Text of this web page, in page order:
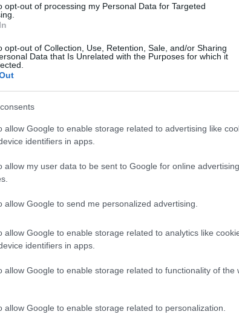
opt-out of processing my Personal Data for Targeted
opt-out of Collection, Use, Retention, Sale, and/or Sharing
Data that Is Unrelated with the Purposes for which it
allow Google to enable storage related to advertising like
identifiers in apps.
allow my user data to be sent to Google for online advertising
allow Google to send me personalized advertising.
allow Google to enable storage related to analytics like
identifiers in apps.
allow Google to enable storage related to functionality of the
allow Google to enable storage related to personalization.
τα άτομα του νοικοκυριού, καθώς
40–50 λίτρα ανά άτομο, ενώ για
μια ελαφρώς μεγαλύτερη δεξαμενή.
χωρίς ελλείψεις στην
(δεξαμενή)
τη διάρκεια ζωής του ηλιακού
περιλαμβάνουν το εμαγιέ (glass),